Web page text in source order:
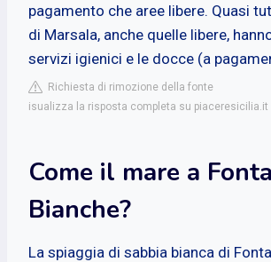
pagamento che aree libere. Quasi
di Marsala, anche quelle libere,
servizi igienici e le docce (a
Richiesta di rimozione della fonte
isualizza la risposta completa su piaceresicilia.it
Come il mare a
Bianche?
La spiaggia di sabbia bianca di